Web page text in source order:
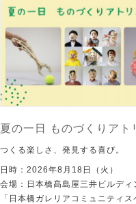
夏の一日 ものづくりアト
つくる楽しさ、発見する喜び。
日時：2026年8月18日（火）
会場：日本橋髙島屋三井ビルデ
「日本橋ガレリアコミュニティス